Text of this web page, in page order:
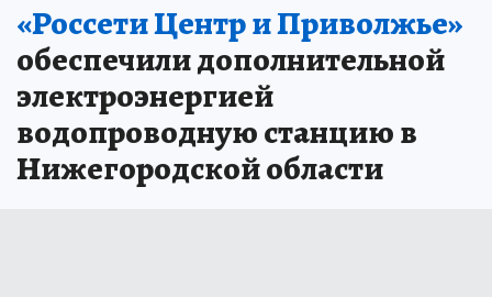
«Россети Центр и Приволжье»
обеспечили дополнительной
электроэнергией
водопроводную станцию в
Нижегородской области